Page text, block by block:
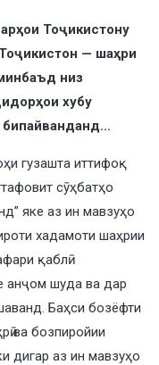
Тоҷикистону
— шаҳри
низ
хубу
бипайванданд…
гузашта иттифоқ
сӯҳбатҳо
яке аз ин мавзуҳо
хадамоти шаҳрии
қаблӣ
анҷом шуда ва дар
Баҳси бозёфти
ва бозпиройии
дигар аз ин мавзуҳо